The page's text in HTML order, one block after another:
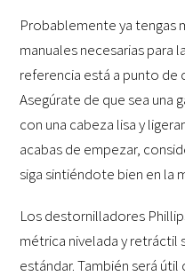
Probablemente ya tengas
manuales necesarias para
referencia está a punto de
Asegúrate de que sea una
con una cabeza lisa y
acabas de empezar,
siga sintiéndote bien en la
Los destornilladores
métrica nivelada y retráctil
estándar. También será